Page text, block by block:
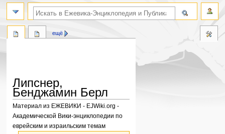
Липснер,
Бенджамин Берл
Материал из ЕЖЕВИКИ - EJWiki.org -
Академической Вики-энциклопедии по
еврейским и израильским темам
ещё
поиск по словам